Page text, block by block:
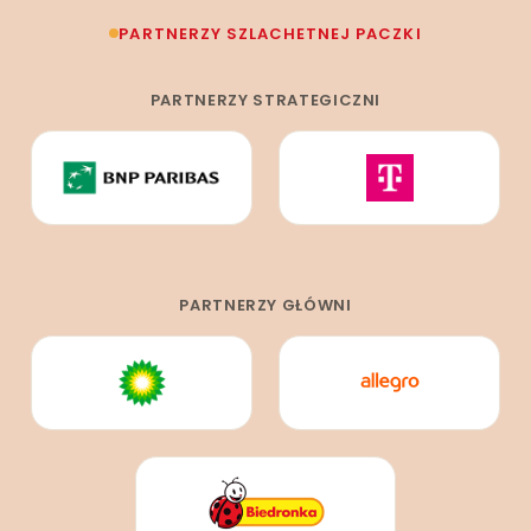
innych, co pomogło jej również w relacjach we własnej
PARTNERZY SZLACHETNEJ PACZKI
PARTNERZY STRATEGICZNI
PARTNERZY GŁÓWNI